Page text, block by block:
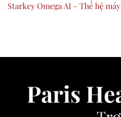
Starkey Omega AI – Thế hệ